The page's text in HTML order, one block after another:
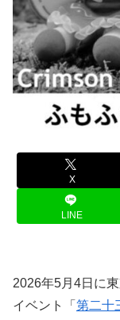
X
LINE
2026年5月4日に
イベント「 第二十